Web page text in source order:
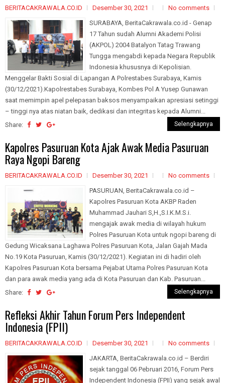
BERITACAKRAWALA.CO.ID Desember 30, 2021
No comments
SURABAYA, BeritaCakrawala.co.id - Genap
17 Tahun sudah Alumni Akademi Polisi
(AKPOL) 2004 Batalyon Tatag Trawang
Tungga mengabdi kepada Negara Republik
Indonesia khususnya di Kepolisian.
Menggelar Bakti Sosial di Lapangan A Polrestabes Surabaya, Kamis
(30/12/2021).Kapolrestabes Surabaya, Kombes Pol A Yusep Gunawan
saat memimpin apel pelepasan baksos menyampaikan apresiasi setinggi
– tinggi nya atas niatan baik, dedikasi dan integritas kepada Alumni...
Share:
Selengkapnya
Kapolres Pasuruan Kota Ajak Awak Media Pasuruan
Raya Ngopi Bareng
BERITACAKRAWALA.CO.ID Desember 30, 2021
No comments
PASURUAN, BeritaCakrawala.co.id –
Kapolres Pasuruan Kota AKBP Raden
Muhammad Jauhari S,H.,S.I.K.M.S.i.
mengajak awak media di wilayah hukum
Polres Pasuruan Kota untuk ngopi bareng di
Gedung Wicaksana Laghawa Polres Pasuruan Kota, Jalan Gajah Mada
No.19 Kota Pasuruan, Kamis (30/12/2021). Kegiatan ini di hadiri oleh
Kapolres Pasuruan Kota bersama Pejabat Utama Polres Pasuruan Kota
dan para awak media yang ada di Kota Pasuruan dan Kab. Pasuruan...
Share:
Selengkapnya
Refleksi Akhir Tahun Forum Pers Independent
Indonesia (FPII)
BERITACAKRAWALA.CO.ID Desember 30, 2021
No comments
JAKARTA, BeritaCakrawala.co.id – Berdiri
sejak tanggal 06 Pebruari 2016, Forum Pers
Independent Indonesia (FPII) yang sejak awal